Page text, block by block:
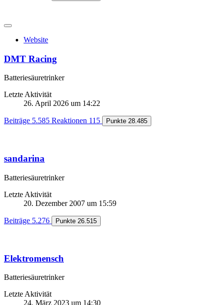
Website
DMT Racing
Batteriesäuretrinker
Letzte Aktivität
26. April 2026 um 14:22
Beiträge 5.585 Reaktionen 115 Punkte 28.485
sandarina
Batteriesäuretrinker
Letzte Aktivität
20. Dezember 2007 um 15:59
Beiträge 5.276 Punkte 26.515
Elektromensch
Batteriesäuretrinker
Letzte Aktivität
24. März 2023 um 14:30